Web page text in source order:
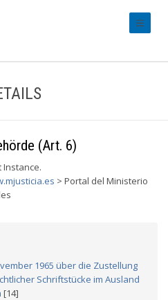
(Art. 6)
Instance.
> Portal del Ministerio
1965 über die Zustellung
Schriftstücke im Ausland
[14]